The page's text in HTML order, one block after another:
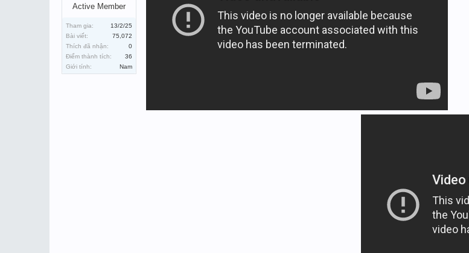
Active Member
Tham gia:
13/2/25
Bài viết:
75,072
Thích đã nhận:
0
Điểm thành tích:
36
Giới tính:
Nam